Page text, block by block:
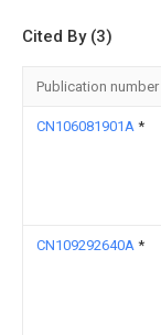
Cited By (3)
Publication number
CN106081901A *
CN109292640A *